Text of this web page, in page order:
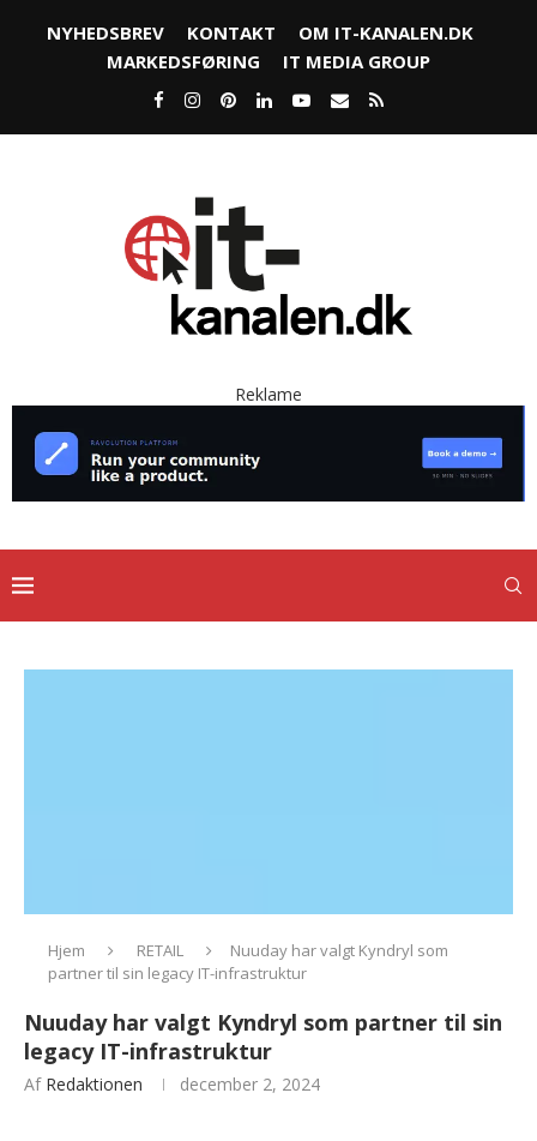
NYHEDSBREV KONTAKT
OM IT-KANALEN.DK
MARKEDSFØRING
IT MEDIA GROUP
Reklame
Hjem RETAIL
Nuuday har valgt Kyndryl som
partner til sin legacy IT-infrastruktur
Nuuday har valgt Kyndryl som partner til sin
legacy IT-infrastruktur
Af Redaktionen december 2, 2024